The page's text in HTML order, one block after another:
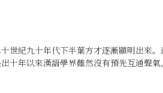
世紀九十年代下半葉方才逐漸顯明出來
十年以來漢語學界雖然沒有預先互通聲